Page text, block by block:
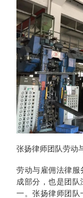
张扬律师团队劳动
劳动与雇佣法律服
成部分，也是团
一。张扬律师团队